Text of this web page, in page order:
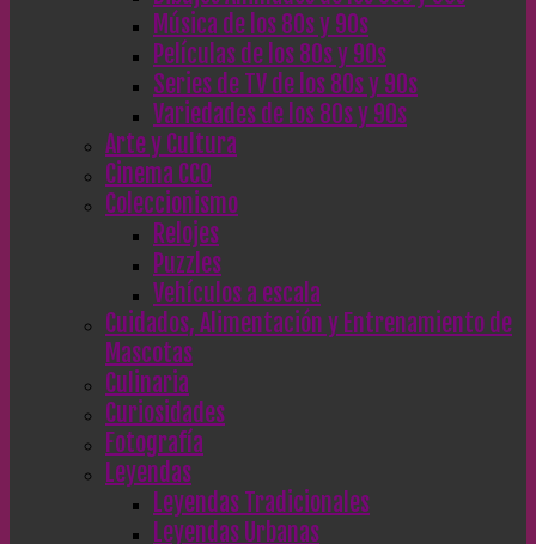
Música de los 80s y 90s
Películas de los 80s y 90s
Series de TV de los 80s y 90s
Variedades de los 80s y 90s
Arte y Cultura
Cinema CC0
Coleccionismo
Relojes
Puzzles
Vehículos a escala
Cuidados, Alimentación y Entrenamiento de
Mascotas
Culinaria
Curiosidades
Fotografía
Leyendas
Leyendas Tradicionales
Leyendas Urbanas